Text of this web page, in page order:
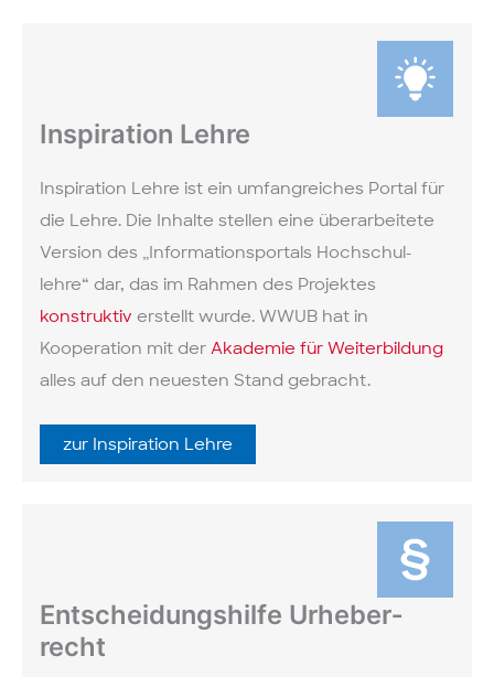
Inspiration Lehre
Inspiration Lehre ist ein umfang­reiches Portal für
die Lehre. Die Inhalte stellen eine über­arbeitete
Version des „Informations­portals Hochschul­
lehre“ dar, das im Rahmen des Projektes
konstruktiv erstellt wurde. WWUB hat in
Kooperation mit der Akademie für Weiterbildung
alles auf den neuesten Stand gebracht.
zur Inspiration Lehre
Ent­scheidungs­hilfe Urheber­
recht